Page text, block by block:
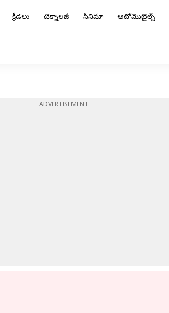
క్రీడలు టెక్నాలజీ సినిమా ఆటోమొబైల్స్
ADVERTISEMENT